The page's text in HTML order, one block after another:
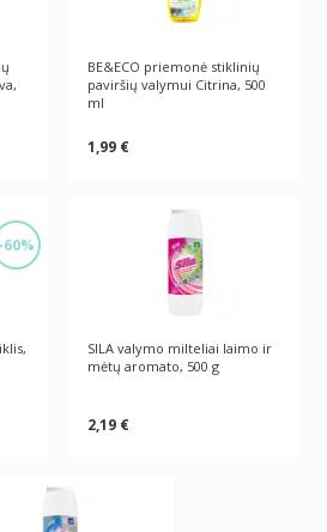
BE&ECO priemonė stiklinių
paviršių valymui Citrina, 500
ml
1,99 €
-60%
SILA valymo milteliai laimo ir
mėtų aromato, 500 g
2,19 €